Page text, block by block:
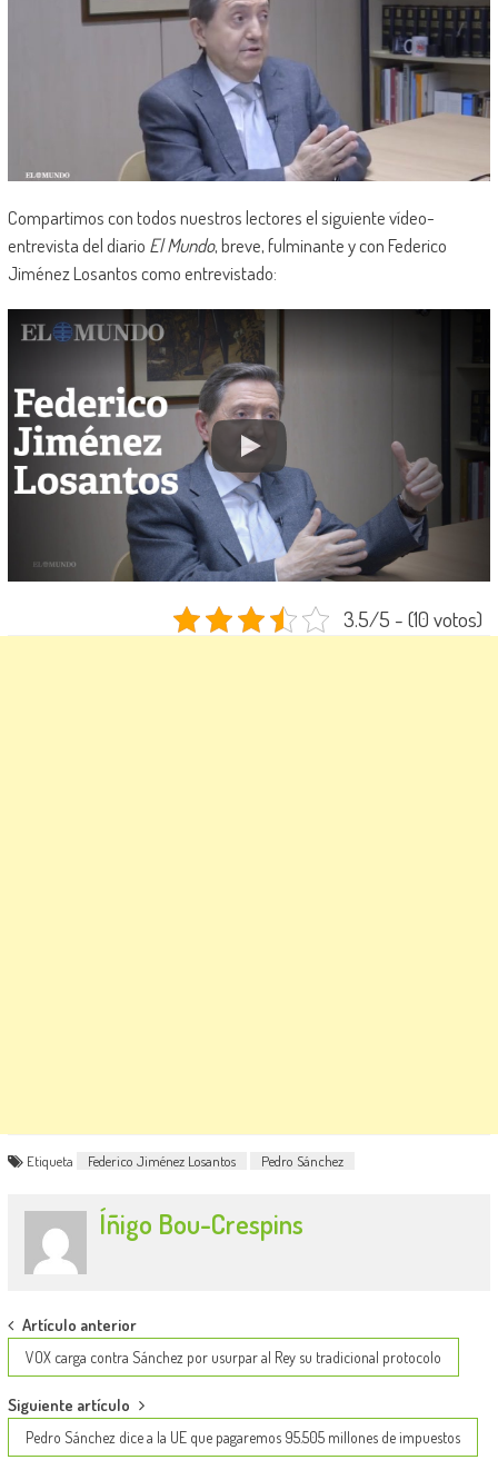
Compartimos con todos nuestros lectores el siguiente vídeo-
entrevista del diario El Mundo, breve, fulminante y con Federico
Jiménez Losantos como entrevistado:
3.5/5 - (10 votos)
Etiqueta Federico Jiménez Losantos Pedro Sánchez
Íñigo Bou-Crespins
Post
navigation
Artículo anterior
VOX carga contra Sánchez por usurpar al Rey su tradicional protocolo
Siguiente artículo
Pedro Sánchez dice a la UE que pagaremos 95.505 millones de impuestos